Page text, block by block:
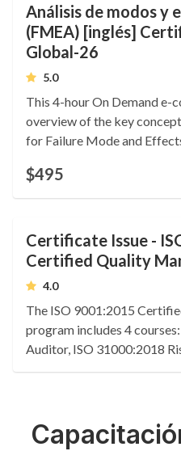
Análisis de modos y
(FMEA) [inglés]
Global-26
5.0
This 4-hour On Demand e-
overview of the key
for Failure Mode and Effects
Language: English.
$495
Certificate Issue -
Certified Quality
4.0
The ISO 9001:2015
program includes 4
Auditor, ISO 31000:2018
Good Documentation